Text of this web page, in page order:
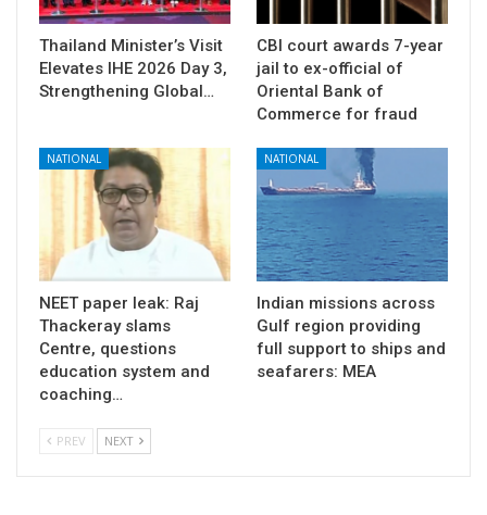
Thailand Minister’s Visit
Elevates IHE 2026 Day 3,
Strengthening Global…
CBI court awards 7-year
jail to ex-official of
Oriental Bank of
Commerce for fraud
NATIONAL
NEET paper leak: Raj
Thackeray slams
Centre, questions
education system and
coaching…
NATIONAL
Indian missions across
Gulf region providing
full support to ships and
seafarers: MEA
PREV NEXT